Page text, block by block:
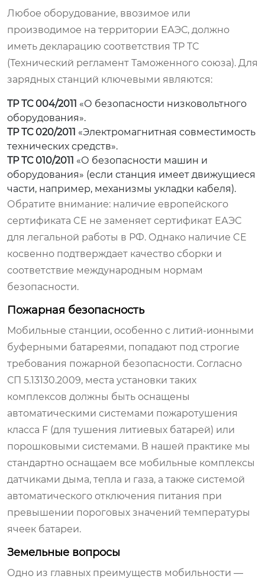
Любое оборудование, ввозимое или
производимое на территории ЕАЭС, должно
иметь декларацию соответствия ТР ТС
(Технический регламент Таможенного союза). Для
зарядных станций ключевыми являются:
ТР ТС 004/2011 «О безопасности низковольтного
оборудования».
ТР ТС 020/2011 «Электромагнитная совместимость
технических средств».
ТР ТС 010/2011 «О безопасности машин и
оборудования» (если станция имеет движущиеся
части, например, механизмы укладки кабеля).
Обратите внимание: наличие европейского
сертификата CE не заменяет сертификат ЕАЭС
для легальной работы в РФ. Однако наличие CE
косвенно подтверждает качество сборки и
соответствие международным нормам
безопасности.
Пожарная безопасность
Мобильные станции, особенно с литий-ионными
буферными батареями, попадают под строгие
требования пожарной безопасности. Согласно
СП 5.13130.2009, места установки таких
комплексов должны быть оснащены
автоматическими системами пожаротушения
класса F (для тушения литиевых батарей) или
порошковыми системами. В нашей практике мы
стандартно оснащаем все мобильные комплексы
датчиками дыма, тепла и газа, а также системой
автоматического отключения питания при
превышении пороговых значений температуры
ячеек батареи.
Земельные вопросы
Одно из главных преимуществ мобильности —